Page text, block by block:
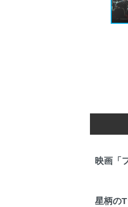
映画「
星柄の